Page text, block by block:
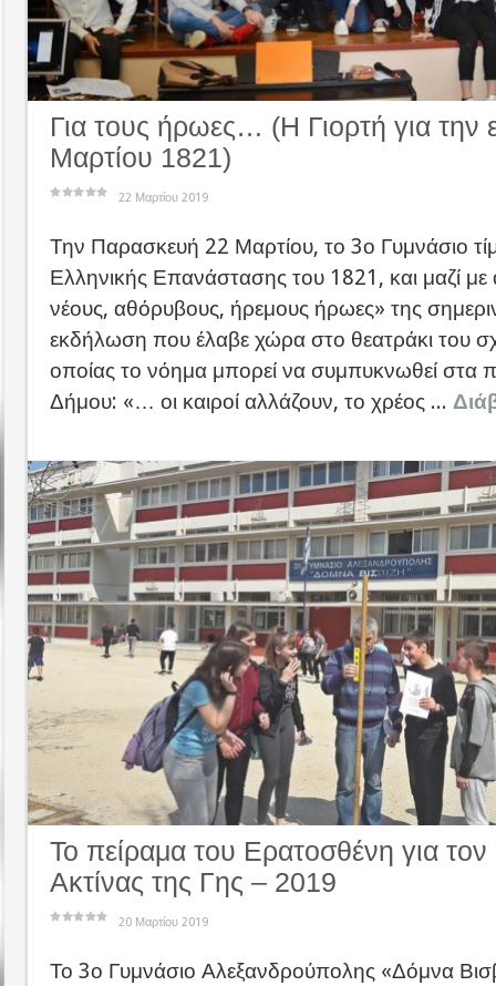
Για τους ήρωες… (Η Γιορτή για την
Μαρτίου 1821)
22 Μαρτίου 2019
Την Παρασκευή 22 Μαρτίου, το 3ο Γυμνάσιο
Ελληνικής Επανάστασης του 1821, και μαζί με
νέους, αθόρυβους, ήρεμους ήρωες» της
εκδήλωση που έλαβε χώρα στο θεατράκι του
οποίας το νόημα μπορεί να συμπυκνωθεί στα
Δήμου: «… οι καιροί αλλάζουν, το χρέος ...
Το πείραμα του Ερατοσθένη για
Ακτίνας της Γης – 2019
20 Μαρτίου 2019
Το 3ο Γυμνάσιο Αλεξανδρούπολης «Δόμνα